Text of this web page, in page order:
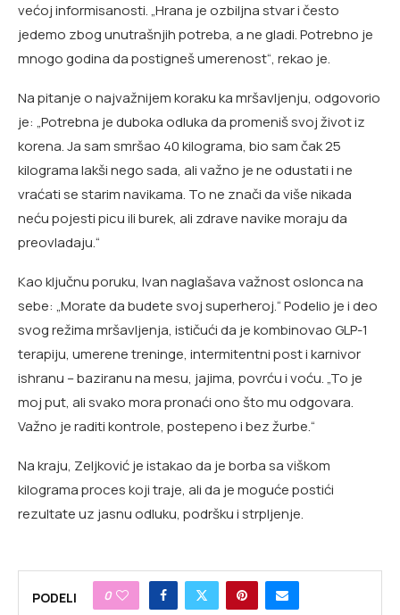
većoj informisanosti. „Hrana je ozbiljna stvar i često
jedemo zbog unutrašnjih potreba, a ne gladi. Potrebno je
mnogo godina da postigneš umerenost“, rekao je.
Na pitanje o najvažnijem koraku ka mršavljenju, odgovorio
je: „Potrebna je duboka odluka da promeniš svoj život iz
korena. Ja sam smršao 40 kilograma, bio sam čak 25
kilograma lakši nego sada, ali važno je ne odustati i ne
vraćati se starim navikama. To ne znači da više nikada
neću pojesti picu ili burek, ali zdrave navike moraju da
preovladaju.“
Kao ključnu poruku, Ivan naglašava važnost oslonca na
sebe: „Morate da budete svoj superheroj.“ Podelio je i deo
svog režima mršavljenja, ističući da je kombinovao GLP-1
terapiju, umerene treninge, intermitentni post i karnivor
ishranu – baziranu na mesu, jajima, povrću i voću. „To je
moj put, ali svako mora pronaći ono što mu odgovara.
Važno je raditi kontrole, postepeno i bez žurbe.“
Na kraju, Zeljković je istakao da je borba sa viškom
kilograma proces koji traje, ali da je moguće postići
rezultate uz jasnu odluku, podršku i strpljenje.
PODELI 0